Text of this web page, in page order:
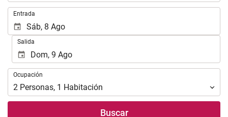
Entrada
Salida
Ocupación
Ocupación
2 Personas, 1 Habitación
Buscar